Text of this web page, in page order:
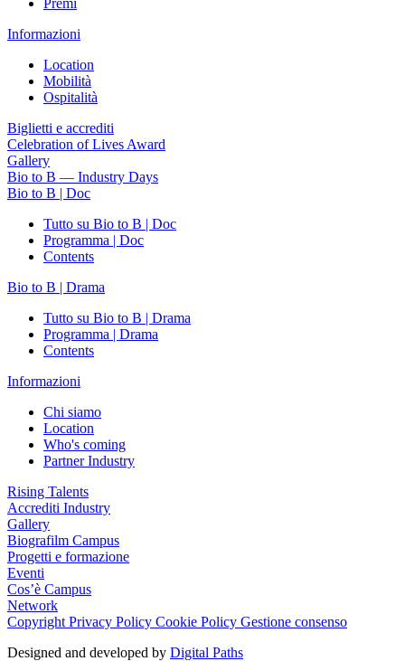
Informazioni
Location
Mobilità
Ospitalità
Biglietti e accrediti
Celebration of Lives Award
Gallery
Bio to B — Industry Days
Bio to B | Doc
Tutto su Bio to B | Doc
Programma | Doc
Contents
Bio to B | Drama
Tutto su Bio to B | Drama
Programma | Drama
Contents
Informazioni
Chi siamo
Location
Who's coming
Partner Industry
Rising Talents
Accrediti Industry
Gallery
Biografilm Campus
Progetti e formazione
Eventi
Cos’è Campus
Network
Copyright Privacy Policy Cookie Policy Gestione consenso
Designed and developed by Digital Paths